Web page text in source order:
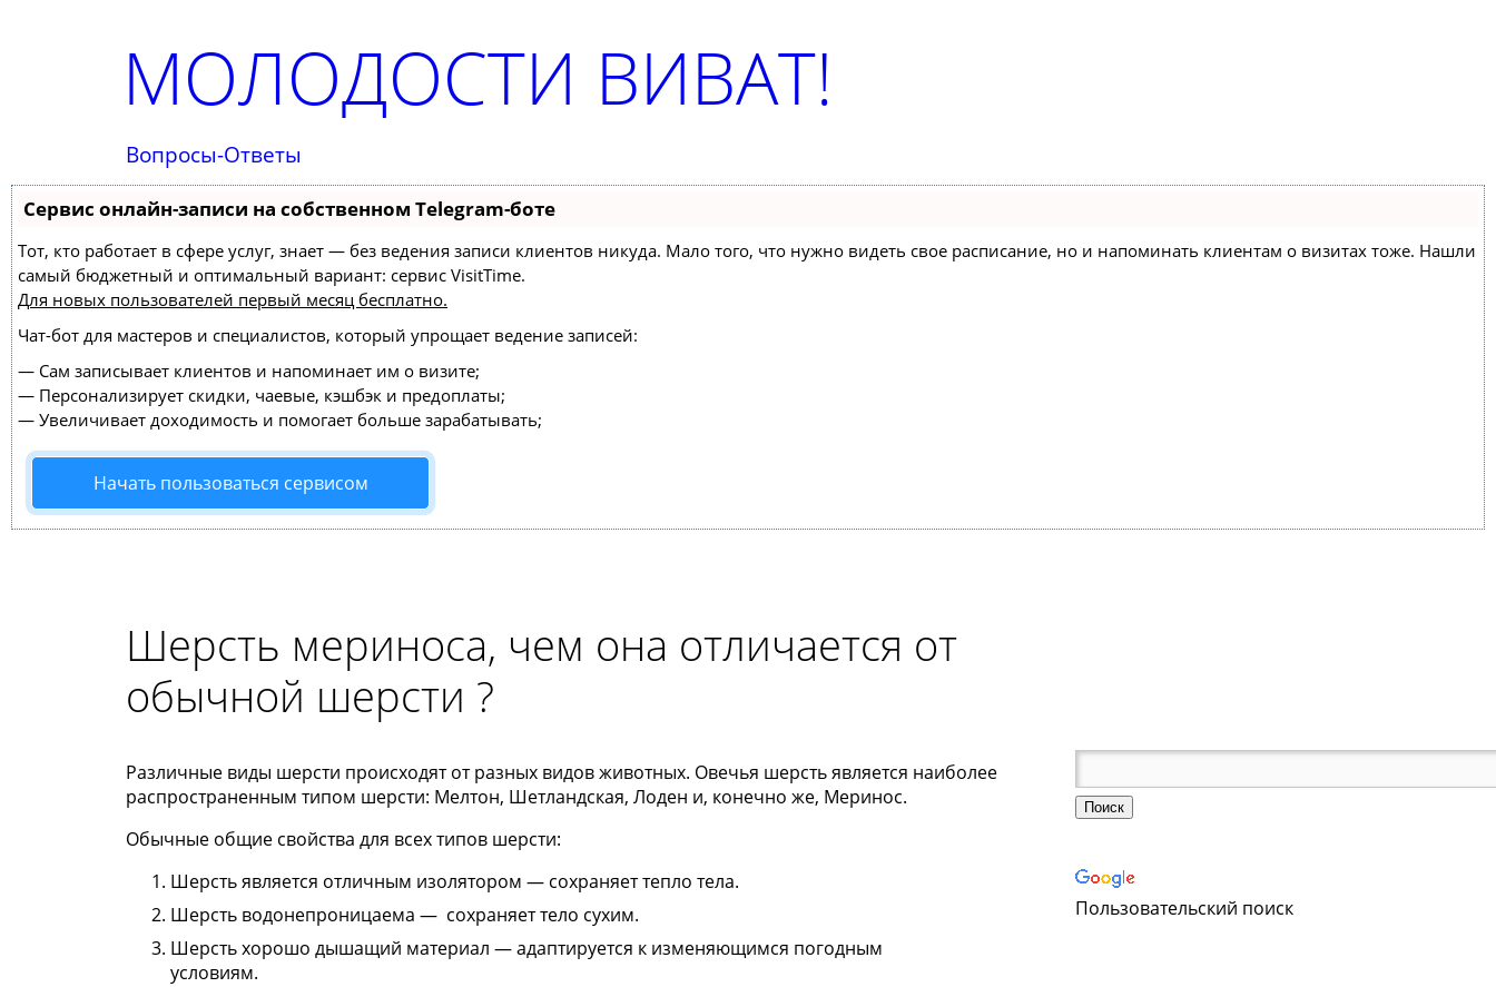
МОЛОДОСТИ ВИВАТ!
Вопросы-Ответы
Сервис онлайн-записи на собственном Telegram-боте
Тот, кто работает в сфере услуг, знает — без ведения записи клиентов никуда. Мало того, что нужно видеть свое расписание, но и напоминать клиентам о визитах тоже. Нашли
самый бюджетный и оптимальный вариант: сервис VisitTime.
Для новых пользователей первый месяц бесплатно.
Чат-бот для мастеров и специалистов, который упрощает ведение записей:
— Сам записывает клиентов и напоминает им о визите;
— Персонализирует скидки, чаевые, кэшбэк и предоплаты;
— Увеличивает доходимость и помогает больше зарабатывать;
Начать пользоваться сервисом
Шерсть мериноса, чем она отличается от
обычной шерсти ?
Различные виды шерсти происходят от разных видов животных. Овечья шерсть является наиболее
распространенным типом шерсти: Мелтон, Шетландская, Лоден и, конечно же, Меринос.
Обычные общие свойства для всех типов шерсти:
Шерсть является отличным изолятором — сохраняет тепло тела.
Шерсть водонепроницаема — сохраняет тело сухим.
Шерсть хорошо дышащий материал — адаптируется к изменяющимся погодным
условиям.
Пользовательский поиск